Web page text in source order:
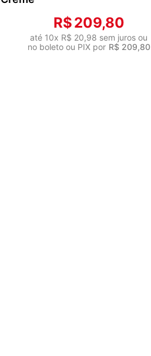
R$209,80
até 10x R$ 20,98 sem juros ou
no boleto ou PIX por R$ 209,80